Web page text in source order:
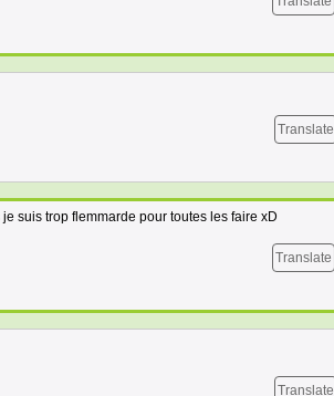
Translate
suis trop flemmarde pour toutes les faire xD
Translate
Translate